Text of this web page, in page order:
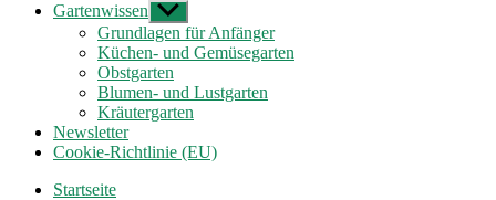
Gartenwissen Untermenü
anzeigen
Grundlagen für Anfänger
Küchen- und Gemüsegarten
Obstgarten
Blumen- und Lustgarten
Kräutergarten
Newsletter
Cookie-Richtlinie (EU)
Startseite